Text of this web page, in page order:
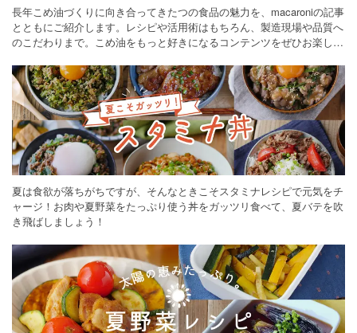
長年こめ油づくりに向き合ってきたつの食品の魅力を、macaroniの記事
とともにご紹介します。レシピや活用術はもちろん、製造現場や品質へ
のこだわりまで。こめ油をもっと好きになるコンテンツをぜひお楽しみ
夏は食欲が落ちがちですが、そんなときこそスタミナレシピで元気をチ
ャージ！お肉や夏野菜をたっぷり使う丼をガッツリ食べて、夏バテを吹
き飛ばしましょう！